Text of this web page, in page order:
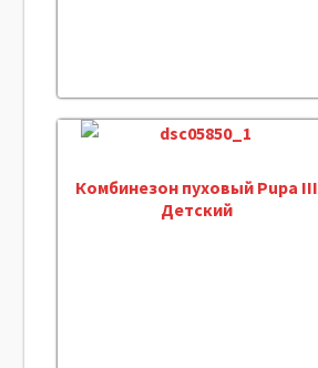
Комбинезон пуховый Pupa III
Детский